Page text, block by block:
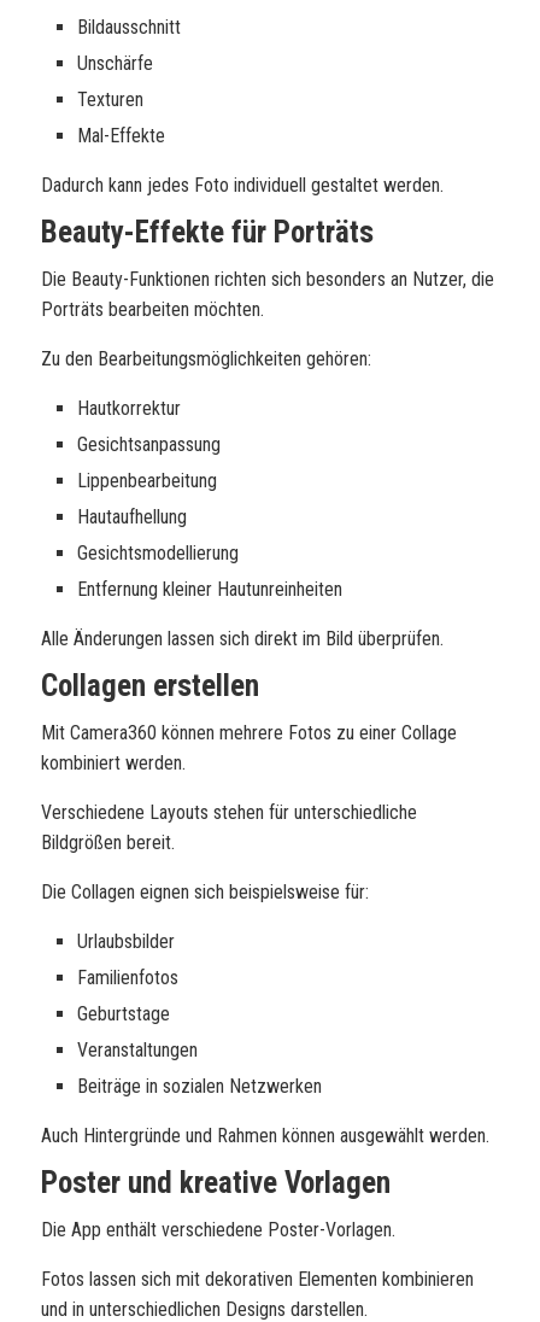
Bildausschnitt
Unschärfe
Texturen
Mal-Effekte
Dadurch kann jedes Foto individuell gestaltet werden.
Beauty-Effekte für Porträts
Die Beauty-Funktionen richten sich besonders an Nutzer, die
Porträts bearbeiten möchten.
Zu den Bearbeitungsmöglichkeiten gehören:
Hautkorrektur
Gesichtsanpassung
Lippenbearbeitung
Hautaufhellung
Gesichtsmodellierung
Entfernung kleiner Hautunreinheiten
Alle Änderungen lassen sich direkt im Bild überprüfen.
Collagen erstellen
Mit Camera360 können mehrere Fotos zu einer Collage
kombiniert werden.
Verschiedene Layouts stehen für unterschiedliche
Bildgrößen bereit.
Die Collagen eignen sich beispielsweise für:
Urlaubsbilder
Familienfotos
Geburtstage
Veranstaltungen
Beiträge in sozialen Netzwerken
Auch Hintergründe und Rahmen können ausgewählt werden.
Poster und kreative Vorlagen
Die App enthält verschiedene Poster-Vorlagen.
Fotos lassen sich mit dekorativen Elementen kombinieren
und in unterschiedlichen Designs darstellen.